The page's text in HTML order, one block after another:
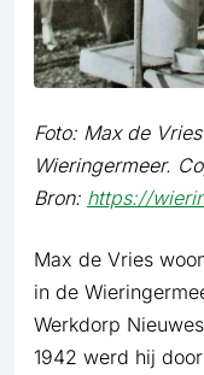
Foto: Max de
Wieringermeer.
Bron: https://
Max de Vries
in de
Werkdorp
1942 werd hij